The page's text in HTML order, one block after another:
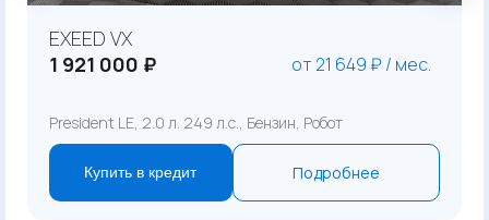
EXEED VX
1 921 000 ₽
от 21 649 ₽ / мес.
President LE, 2.0 л. 249 л.с., Бензин, Робот
Купить в кредит Подробнее